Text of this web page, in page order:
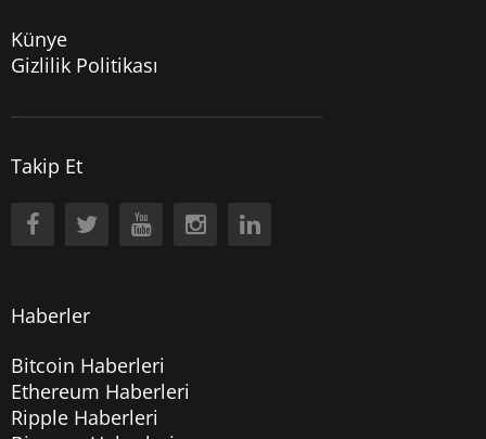
Künye
Gizlilik Politikası
Takip Et
Haberler
Bitcoin Haberleri
Ethereum Haberleri
Ripple Haberleri